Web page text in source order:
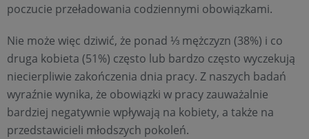
poczucie przeładowania codziennymi obowiązkami.
Nie może więc dziwić, że ponad ⅓ mężczyzn (38%) i co
druga kobieta (51%) często lub bardzo często wyczekują
niecierpliwie zakończenia dnia pracy. Z naszych badań
wyraźnie wynika, że obowiązki w pracy zauważalnie
bardziej negatywnie wpływają na kobiety, a także na
przedstawicieli młodszych pokoleń.